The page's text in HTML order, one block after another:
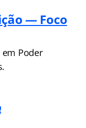
— Foco
Poder